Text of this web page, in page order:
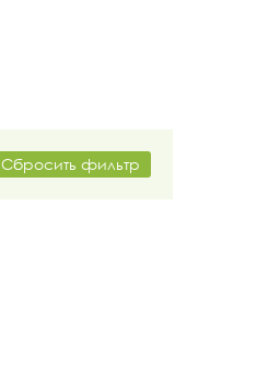
Сбросить фильтр